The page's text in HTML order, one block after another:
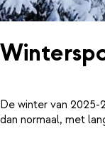
De winter van 2025-
dan normaal, met